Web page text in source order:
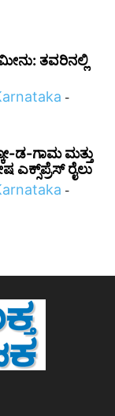
ತವರಿನಲ್ಲಿ
-
ಡ-ಗಾಮ ಮತ್ತು
ಎಕ್ಸ್‌ಪ್ರೆಸ್ ರೈಲು
-